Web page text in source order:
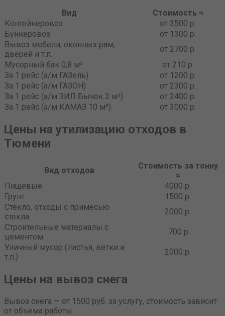
Вид
Стоимость ≈
Контейнеровоз
от 3500 р.
Бункеровоз
от 1300 р.
Вывоз мебели, оконных рам,
дверей и т.п.
от 2700 р.
Мусорный бак 0,8 м³
от 210 р.
За 1 рейс (а/м ГАЗель)
от 1200 р.
За 1 рейс (а/м ГАЗОН)
от 2300 р.
За 1 рейс (а/м ЗИЛ Бычок 3 м³)
от 2400 р.
За 1 рейс (а/м КАМАЗ 10 м³)
от 3000 р.
Цены на утилизацию отходов в
Тюмени
Вид отходов
Стоимость за тонну
≈
Пищевые
4000 р.
Грунт
1500 р.
Стекло, отходы с примесью
стекла
2000 р.
Строительные материалы с
цементом
700 р.
Уличный мусор (листья, ветки и
т.п.)
2000 р.
Цены на вывоз снега
Вывоз снега — от 1500 руб. за услугу, стоимость зависит
от объема работы.